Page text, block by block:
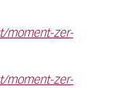
moment-zer-
moment-zer-